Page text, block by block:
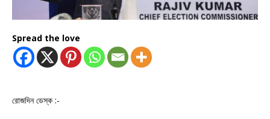
Spread the love
রোজদিন ডেস্ক :-